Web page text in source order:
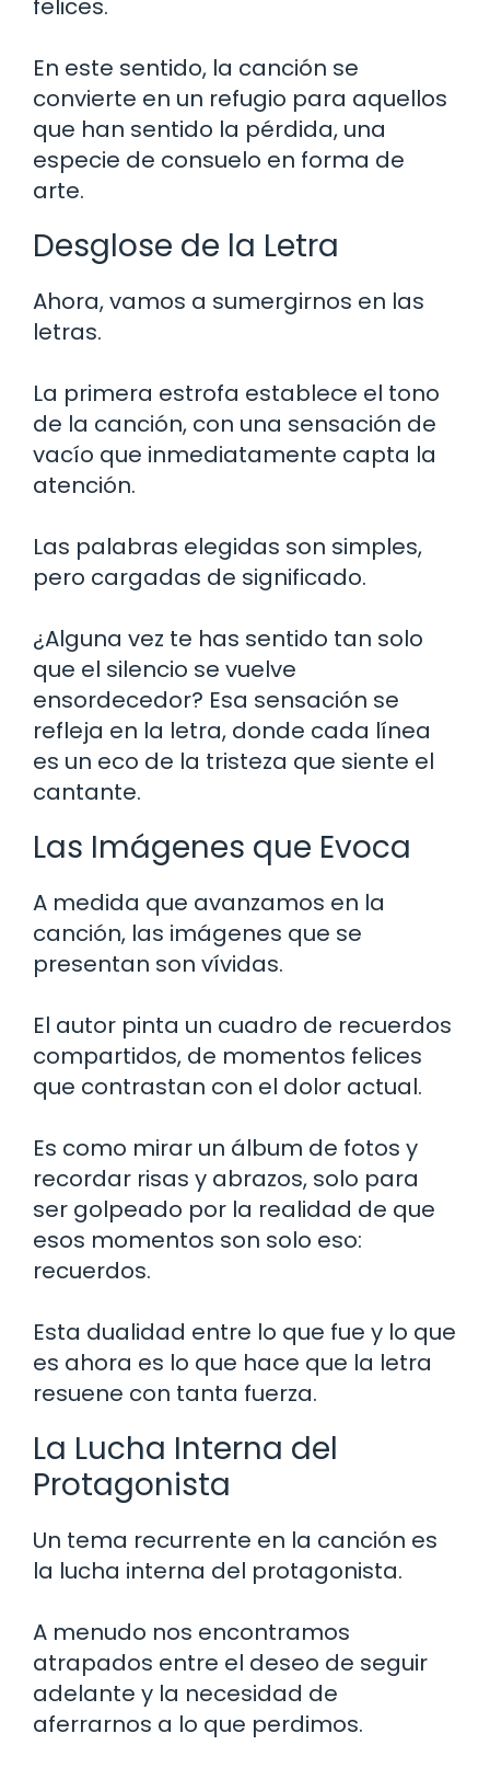
felices.
En este sentido, la canción se
convierte en un refugio para aquellos
que han sentido la pérdida, una
especie de consuelo en forma de
arte.
Desglose de la Letra
Ahora, vamos a sumergirnos en las
letras.
La primera estrofa establece el tono
de la canción, con una sensación de
vacío que inmediatamente capta la
atención.
Las palabras elegidas son simples,
pero cargadas de significado.
¿Alguna vez te has sentido tan solo
que el silencio se vuelve
ensordecedor? Esa sensación se
refleja en la letra, donde cada línea
es un eco de la tristeza que siente el
cantante.
Las Imágenes que Evoca
A medida que avanzamos en la
canción, las imágenes que se
presentan son vívidas.
El autor pinta un cuadro de recuerdos
compartidos, de momentos felices
que contrastan con el dolor actual.
Es como mirar un álbum de fotos y
recordar risas y abrazos, solo para
ser golpeado por la realidad de que
esos momentos son solo eso:
recuerdos.
Esta dualidad entre lo que fue y lo que
es ahora es lo que hace que la letra
resuene con tanta fuerza.
La Lucha Interna del
Protagonista
Un tema recurrente en la canción es
la lucha interna del protagonista.
A menudo nos encontramos
atrapados entre el deseo de seguir
adelante y la necesidad de
aferrarnos a lo que perdimos.